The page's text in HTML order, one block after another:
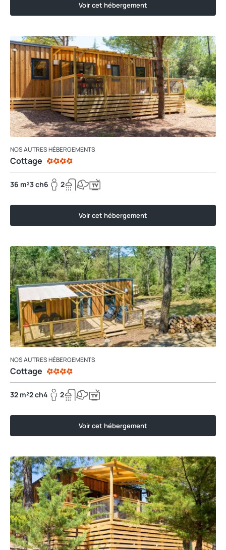
Voir cet hébergement
NOS AUTRES HÉBERGEMENTS
Cottage
36 m²3 ch6 2
Voir cet hébergement
NOS AUTRES HÉBERGEMENTS
Cottage
32 m²2 ch4 2
Voir cet hébergement